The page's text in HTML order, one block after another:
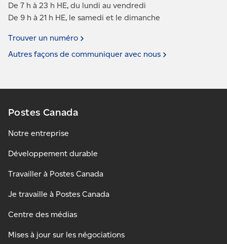
De 7 h à 23 h HE, du lundi au vendredi
De 9 h à 21 h HE, le samedi et le dimanche
Trouver un numéro
Autres façons de communiquer avec nous
Postes Canada
Notre entreprise
Développement durable
Travailler à Postes Canada
Je travaille à Postes Canada
Centre des médias
Mises à jour sur les négociations